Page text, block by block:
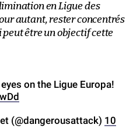
en Ligue des
autant, rester concentrés
être un objectif cette
on the Ligue Europa!
(@dangerousattack) 10